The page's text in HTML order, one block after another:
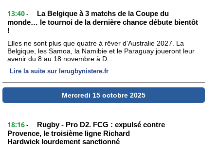
13:40 -
La Belgique à 3 matchs de la Coupe du
monde… le tournoi de la dernière chance débute bientôt
!
Elles ne sont plus que quatre à rêver d'Australie 2027. La
Belgique, les Samoa, la Namibie et le Paraguay joueront leur
avenir du 8 au 18 novembre à D...
Lire la suite sur lerugbynistere.fr
Mercredi 15 octobre 2025
18:16 -
Rugby - Pro D2. FCG : expulsé contre
Provence, le troisième ligne Richard
Hardwick lourdement sanctionné